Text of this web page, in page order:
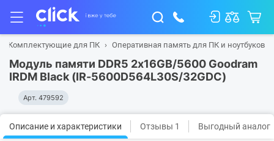
Комплектующие для ПК Оперативная память для ПК и ноутбуков
Модуль памяти DDR5 2x16GB/5600 Goodram
IRDM Black (IR-5600D564L30S/32GDC)
Арт. 479592
Описание и характеристики Отзывы 1 Выгодный аналог